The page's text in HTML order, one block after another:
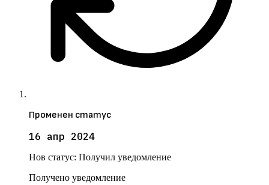
Променен статус
16 апр 2024
Нов статус: Получил уведомление
Получено уведомление